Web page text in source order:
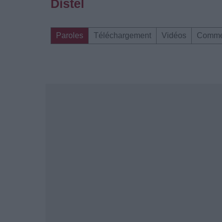
Distel
Paroles Téléchargement Vidéos